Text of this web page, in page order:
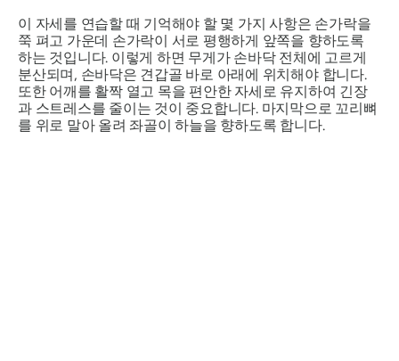
이 자세를 연습할 때 기억해야 할 몇 가지 사항은 손가락을
쭉 펴고 가운데 손가락이 서로 평행하게 앞쪽을 향하도록
하는 것입니다. 이렇게 하면 무게가 손바닥 전체에 고르게
분산되며, 손바닥은 견갑골 바로 아래에 위치해야 합니다.
또한 어깨를 활짝 열고 목을 편안한 자세로 유지하여 긴장
과 스트레스를 줄이는 것이 중요합니다. 마지막으로 꼬리뼈
를 위로 말아 올려 좌골이 하늘을 향하도록 합니다.